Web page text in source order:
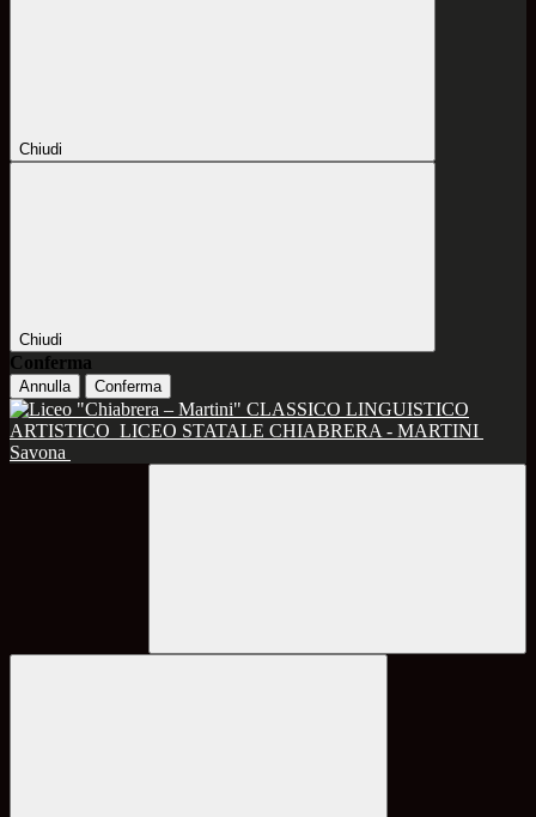
Chiudi
Chiudi
Conferma
Annulla Conferma
CLASSICO LINGUISTICO
ARTISTICO LICEO STATALE CHIABRERA - MARTINI
Savona